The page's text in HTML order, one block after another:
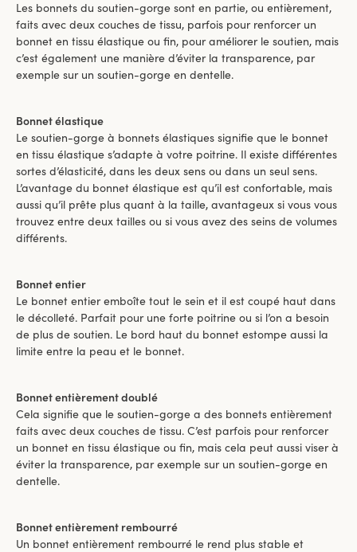
Les bonnets du soutien-gorge sont en partie, ou entièrement,
faits avec deux couches de tissu, parfois pour renforcer un
bonnet en tissu élastique ou fin, pour améliorer le soutien, mais
c’est également une manière d’éviter la transparence, par
exemple sur un soutien-gorge en dentelle.
Bonnet élastique
Le soutien-gorge à bonnets élastiques signifie que le bonnet
en tissu élastique s’adapte à votre poitrine. Il existe différentes
sortes d’élasticité, dans les deux sens ou dans un seul sens.
L’avantage du bonnet élastique est qu’il est confortable, mais
aussi qu’il prête plus quant à la taille, avantageux si vous vous
trouvez entre deux tailles ou si vous avez des seins de volumes
différents.
Bonnet entier
Le bonnet entier emboîte tout le sein et il est coupé haut dans
le décolleté. Parfait pour une forte poitrine ou si l’on a besoin
de plus de soutien. Le bord haut du bonnet estompe aussi la
limite entre la peau et le bonnet.
Bonnet entièrement doublé
Cela signifie que le soutien-gorge a des bonnets entièrement
faits avec deux couches de tissu. C’est parfois pour renforcer
un bonnet en tissu élastique ou fin, mais cela peut aussi viser à
éviter la transparence, par exemple sur un soutien-gorge en
dentelle.
Bonnet entièrement rembourré
Un bonnet entièrement rembourré le rend plus stable et